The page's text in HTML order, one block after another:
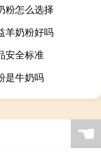
粉怎么选择
羊奶粉好吗
安全标准
是牛奶吗
☚